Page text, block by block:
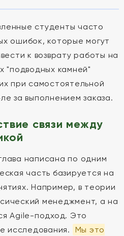
студенты часто
ошибок, которые могут
к возврату работы на
"подводных камней"
при самостоятельной
за выполнением заказа.
связи между
написана по одним
часть базируется на
Например, в теории
менеджмент, а на
Agile-подход. Это
исследования.
Мы это